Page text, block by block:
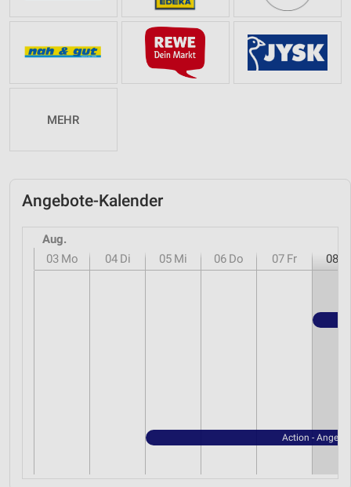
MEHR
Angebote-Kalender
Aug.
03 Mo 04 Di 05 Mi 06 Do 07 Fr 08
Action -